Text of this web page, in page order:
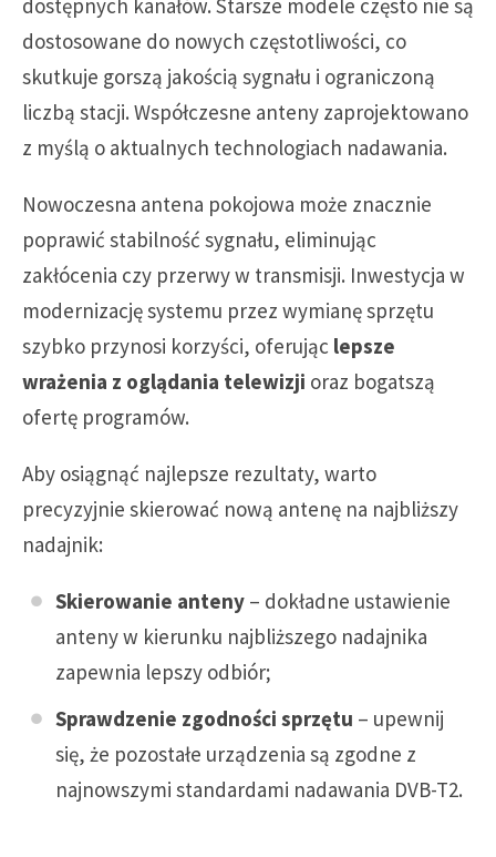
dostępnych kanałów. Starsze modele często nie są
dostosowane do nowych częstotliwości, co
skutkuje gorszą jakością sygnału i ograniczoną
liczbą stacji. Współczesne anteny zaprojektowano
z myślą o aktualnych technologiach nadawania.
Nowoczesna antena pokojowa może znacznie
poprawić stabilność sygnału, eliminując
zakłócenia czy przerwy w transmisji. Inwestycja w
modernizację systemu przez wymianę sprzętu
szybko przynosi korzyści, oferując lepsze
wrażenia z oglądania telewizji oraz bogatszą
ofertę programów.
Aby osiągnąć najlepsze rezultaty, warto
precyzyjnie skierować nową antenę na najbliższy
nadajnik:
Skierowanie anteny – dokładne ustawienie
anteny w kierunku najbliższego nadajnika
zapewnia lepszy odbiór;
Sprawdzenie zgodności sprzętu – upewnij
się, że pozostałe urządzenia są zgodne z
najnowszymi standardami nadawania DVB-T2.